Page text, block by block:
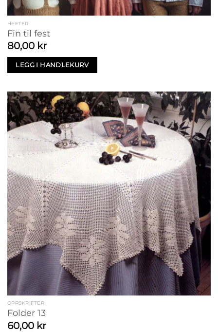
HEFTER
Fin til fest
80,00 kr
LEGG I HANDLEKURV
OPPSKRIFTER
Folder 13
60,00 kr